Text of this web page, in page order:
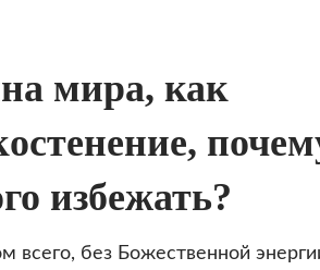
мира, как
избежать?
всего, без Божественной